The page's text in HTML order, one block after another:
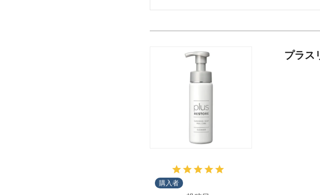
プラス
購入者